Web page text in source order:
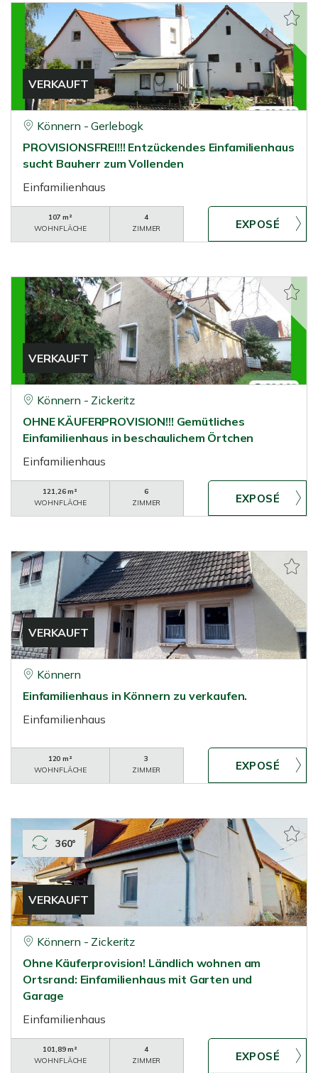
VERKAUFT
Könnern - Gerlebogk
PROVISIONSFREI!!! Entzückendes Einfamilienhaus
sucht Bauherr zum Vollenden
Einfamilienhaus
107 m²
WOHNFLÄCHE
4
ZIMMER
VERKAUFT
Könnern - Zickeritz
OHNE KÄUFERPROVISION!!! Gemütliches
Einfamilienhaus in beschaulichem Örtchen
Einfamilienhaus
121,26 m²
WOHNFLÄCHE
6
ZIMMER
VERKAUFT
Könnern
Einfamilienhaus in Könnern zu verkaufen.
Einfamilienhaus
120 m²
WOHNFLÄCHE
3
ZIMMER
VERKAUFT
360°
Könnern - Zickeritz
Ohne Käuferprovision! Ländlich wohnen am
Ortsrand: Einfamilienhaus mit Garten und
Garage
Einfamilienhaus
101,89 m²
WOHNFLÄCHE
4
ZIMMER